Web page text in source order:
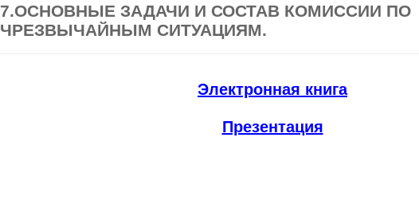
7.ОСНОВНЫЕ ЗАДАЧИ И СОСТАВ КОМИССИИ ПО
ЧРЕЗВЫЧАЙНЫМ СИТУАЦИЯМ.
Электронная книга
Презентация